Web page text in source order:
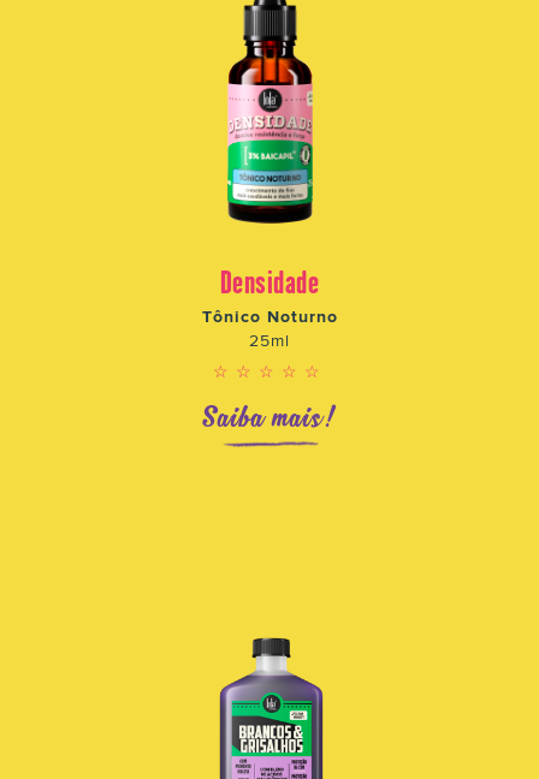
Densidade
Tônico Noturno
25ml
☆☆☆☆☆
Saiba mais!